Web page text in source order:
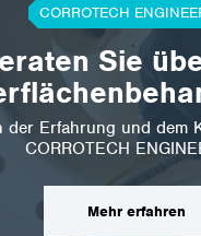
CORROTECH
Sie
der Erfahrung und dem
CORROTECH
Mehr erfahren